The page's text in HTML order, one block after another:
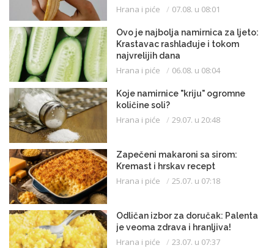
Hrana i piće 07.08. u 08:01
Ovo je najbolja namirnica za ljeto:
Krastavac rashlađuje i tokom
najvrelijih dana
Hrana i piće 06.08. u 08:04
Koje namirnice "kriju" ogromne
količine soli?
Hrana i piće 29.07. u 20:48
Zapečeni makaroni sa sirom:
Kremast i hrskav recept
Hrana i piće 25.07. u 07:18
Odličan izbor za doručak: Palenta
je veoma zdrava i hranljiva!
Hrana i piće 23.07. u 07:37